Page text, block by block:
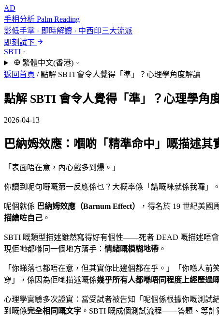
AD
手相分析 Palm Reading
影低手掌 · 即時解讀 · 中西印三大流派
即刻試下
SBTI ·
繁體中文(香港)
返回首頁 / 點解 SBTI 會令人覺得「準」？心理學角度解讀
點解 SBTI 會令人覺得「準」？心理學角
2026-04-13
巴納姆效應：嗰啲「精準命中」嘅描述其
「表面唔在意，內心戲多到爆。」
你讀到呢句嘢嘅第一反應係乜？大概率係「講嘅咪就係我囉
呢個就係 巴納姆效應（Barnum Effect） ，得名於 19 世紀美國
描繪咗自己 。
SBTI 嘅類型描述雖然寫得好有個性——死者 DEAD 嘅描述唔
現佢哋都喺同一個地方落手： 情緒嘅模糊地帶 。
「你睇落乜都唔在意，但其實你比邊個都在乎。」「你喺人
穿」，係因為佢哋描述嘅係幾乎所有人都喺唔同程度上經歷過
心理學實驗多次證實：當受試者被告知「呢個係根據你嘅測
到嘅係完全相同嘅文字 。SBTI 嘅成個測試流程——答題、等